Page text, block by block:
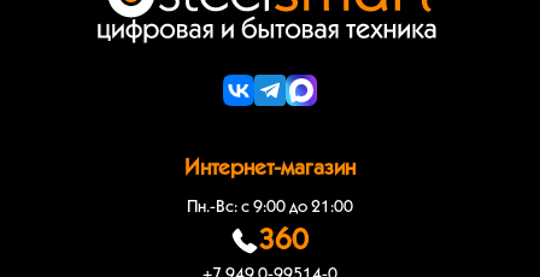
Интернет-магазин
Пн.-Вс: с 9:00 до 21:00
360